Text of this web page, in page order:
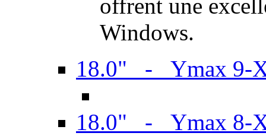
offrent une
Windows.
18.0" - Ymax 9-
18.0" - Ymax 8-